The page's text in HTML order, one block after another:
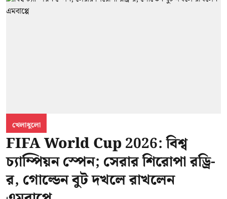
খেলাধুলো
FIFA World Cup 2026: বিশ্ব
চ্যাম্পিয়ন স্পেন; সেরার শিরোপা রড্রি-
র, গোল্ডেন বুট দখলে রাখলেন